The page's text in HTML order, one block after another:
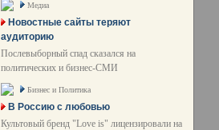
Медиа
Новостные сайты теряют
аудиторию
Послевыборный спад сказался на
политических и бизнес-СМИ
Бизнес и Политика
В Россию с любовью
Культовый бренд "Love is" лицензировали на